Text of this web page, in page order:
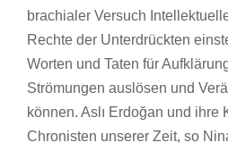
brachialer Versuch
Rechte der Unterdrückten
Worten und Taten für
Strömungen auslösen und
können. Aslı Erdoğan und ihre
Chronisten unserer Zeit, so